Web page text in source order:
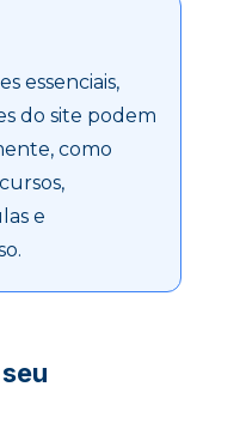
essenciais,
do site podem
como
e